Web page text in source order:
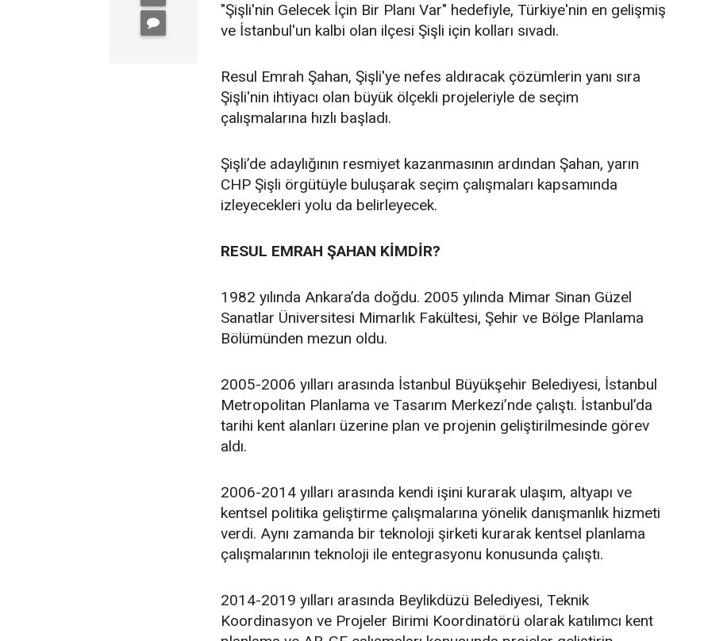
"Şişli'nin Gelecek İçin Bir Planı Var" hedefiyle, Türkiye'nin en gelişmiş
ve İstanbul'un kalbi olan ilçesi Şişli için kolları sıvadı.
Resul Emrah Şahan, Şişli'ye nefes aldıracak çözümlerin yanı sıra
Şişli'nin ihtiyacı olan büyük ölçekli projeleriyle de seçim
çalışmalarına hızlı başladı.
Şişli’de adaylığının resmiyet kazanmasının ardından Şahan, yarın
CHP Şişli örgütüyle buluşarak seçim çalışmaları kapsamında
izleyecekleri yolu da belirleyecek.
RESUL EMRAH ŞAHAN KİMDİR?
1982 yılında Ankara’da doğdu. 2005 yılında Mimar Sinan Güzel
Sanatlar Üniversitesi Mimarlık Fakültesi, Şehir ve Bölge Planlama
Bölümünden mezun oldu.
2005-2006 yılları arasında İstanbul Büyükşehir Belediyesi, İstanbul
Metropolitan Planlama ve Tasarım Merkezi’nde çalıştı. İstanbul’da
tarihi kent alanları üzerine plan ve projenin geliştirilmesinde görev
aldı.
2006-2014 yılları arasında kendi işini kurarak ulaşım, altyapı ve
kentsel politika geliştirme çalışmalarına yönelik danışmanlık hizmeti
verdi. Aynı zamanda bir teknoloji şirketi kurarak kentsel planlama
çalışmalarının teknoloji ile entegrasyonu konusunda çalıştı.
2014-2019 yılları arasında Beylikdüzü Belediyesi, Teknik
Koordinasyon ve Projeler Birimi Koordinatörü olarak katılımcı kent